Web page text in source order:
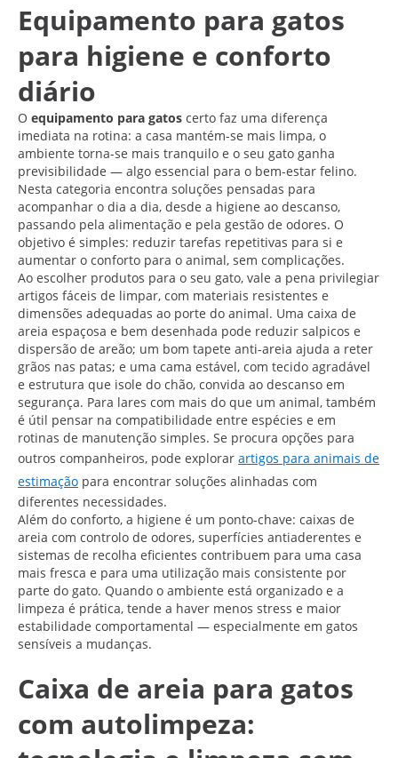
Equipamento para gatos
para higiene e conforto
diário
O equipamento para gatos certo faz uma diferença
imediata na rotina: a casa mantém-se mais limpa, o
ambiente torna-se mais tranquilo e o seu gato ganha
previsibilidade — algo essencial para o bem-estar felino.
Nesta categoria encontra soluções pensadas para
acompanhar o dia a dia, desde a higiene ao descanso,
passando pela alimentação e pela gestão de odores. O
objetivo é simples: reduzir tarefas repetitivas para si e
aumentar o conforto para o animal, sem complicações.
Ao escolher produtos para o seu gato, vale a pena privilegiar
artigos fáceis de limpar, com materiais resistentes e
dimensões adequadas ao porte do animal. Uma caixa de
areia espaçosa e bem desenhada pode reduzir salpicos e
dispersão de areão; um bom tapete anti-areia ajuda a reter
grãos nas patas; e uma cama estável, com tecido agradável
e estrutura que isole do chão, convida ao descanso em
segurança. Para lares com mais do que um animal, também
é útil pensar na compatibilidade entre espécies e em
rotinas de manutenção simples. Se procura opções para
outros companheiros, pode explorar artigos para animais de
estimação para encontrar soluções alinhadas com
diferentes necessidades.
Além do conforto, a higiene é um ponto-chave: caixas de
areia com controlo de odores, superfícies antiaderentes e
sistemas de recolha eficientes contribuem para uma casa
mais fresca e para uma utilização mais consistente por
parte do gato. Quando o ambiente está organizado e a
limpeza é prática, tende a haver menos stress e maior
estabilidade comportamental — especialmente em gatos
sensíveis a mudanças.
Caixa de areia para gatos
com autolimpeza: